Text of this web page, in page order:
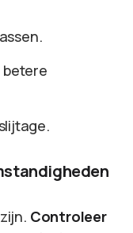
betere
Controleer